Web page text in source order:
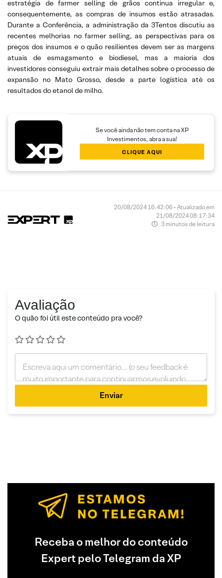
estratégia de farmer selling de grãos continua irregular e,
consequentemente, as compras de insumos estão atrasadas.
Durante a Conferência, a administração da 3Tentos discutiu as
recentes melhorias no farmer selling, as perspectivas para os
preços dos insumos e o quão resilientes devem ser as margens
atuais de esmagamento e biodiesel, mas a maioria dos
investidores conseguiu extrair mais detalhes sobre o processo de
expansão no Mato Grosso, desde a parte logística até os
resultados do etanol de milho.
Se você ainda não tem conta na XP
Investimentos, abra a sua!
CLIQUE AQUI
20/08/2024 16:42:06 • Atualizado em
21/08/2024 08:17:34
3 minutos de leitura
Avaliação
O quão foi útil este conteúdo pra você?
Enviar
Receba o melhor do conteúdo
Expert pelo Telegram da XP